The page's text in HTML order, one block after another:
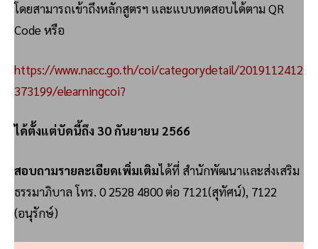
โดยสามารถเข้าถึงหลักสูตรฯ และแบบทดสอบได้ตาม QR
Code หรือ
https://www.nacc.go.th/coi/categorydetail/2019112412
373199/elearningcoi?
ได้ตั้งแต่บัดนี้ถึง 30 กันยายน 2566
สอบถามรายละเอียดเพิ่มเติมได้ที่ สำนักพัฒนาและส่งเสริม
ธรรมาภิบาล โทร. 0 2528 4800 ต่อ 7121(สุทัศน์), 7122
(อนุรักษ์)